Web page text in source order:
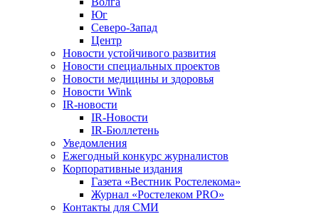
Юг
Северо-Запад
Центр
Новости устойчивого развития
Новости специальных проектов
Новости медицины и здоровья
Новости Wink
IR-новости
IR-Новости
IR-Бюллетень
Уведомления
Ежегодный конкурс журналистов
Корпоративные издания
Газета «Вестник Ростелекома»
Журнал «Ростелеком PRO»
Контакты для СМИ